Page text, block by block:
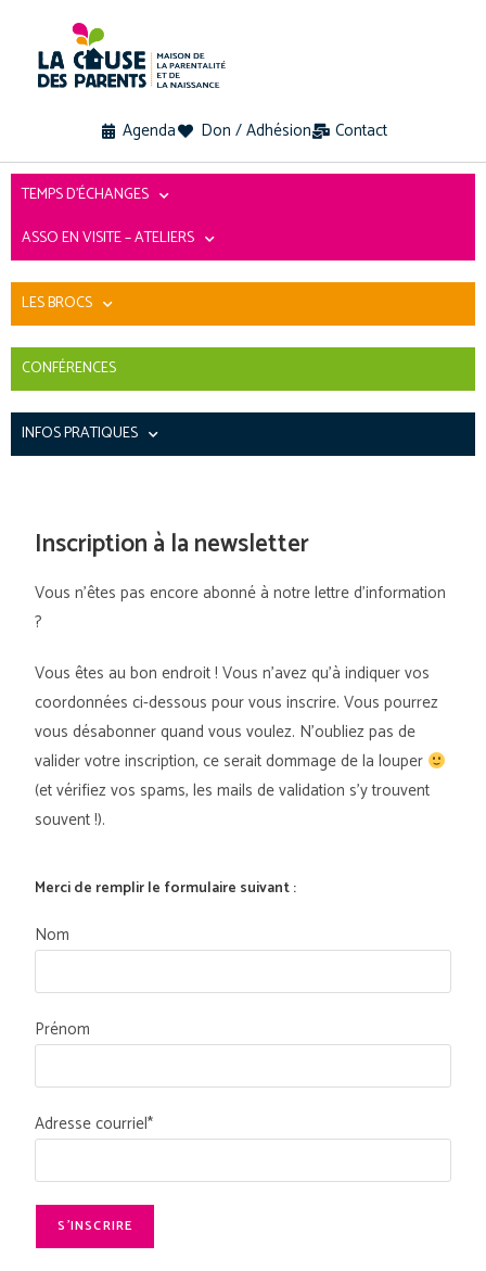
Agenda Don / Adhésion Contact
TEMPS D’ÉCHANGES
ASSO EN VISITE – ATELIERS
LES BROCS
CONFÉRENCES
INFOS PRATIQUES
Inscription à la newsletter
Vous n’êtes pas encore abonné à notre lettre d’information
?
Vous êtes au bon endroit ! Vous n’avez qu’à indiquer vos
coordonnées ci-dessous pour vous inscrire. Vous pourrez
vous désabonner quand vous voulez. N’oubliez pas de
valider votre inscription, ce serait dommage de la louper
(et vérifiez vos spams, les mails de validation s’y trouvent
souvent !).
Merci de remplir le formulaire suivant :
Nom
Prénom
Adresse courriel*